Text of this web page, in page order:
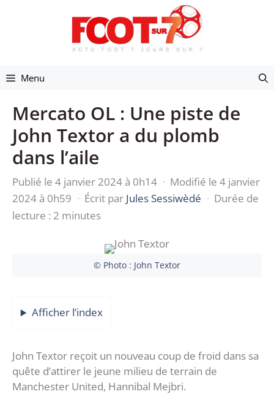
Menu
Mercato OL : Une piste de
John Textor a du plomb
dans l’aile
Publié le 4 janvier 2024 à 0h14 · Modifié le 4 janvier
2024 à 0h59 · Écrit par Jules Sessiwèdé · Durée de
lecture : 2 minutes
© Photo : John Textor
Afficher l’index
John Textor reçoit un nouveau coup de froid dans sa
quête d’attirer le jeune milieu de terrain de
Manchester United, Hannibal Mejbri.